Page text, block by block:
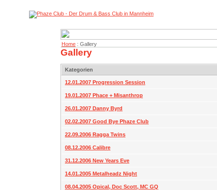
Home : Gallery
Gallery
Kategorien
12.01.2007 Progression Session
19.01.2007 Phace + Misanthrop
26.01.2007 Danny Byrd
02.02.2007 Good Bye Phaze Club
22.09.2006 Ragga Twins
08.12.2006 Calibre
31.12.2006 New Years Eve
14.01.2005 Metalheadz Night
08.04.2005 Opical, Doc Scott, MC GQ